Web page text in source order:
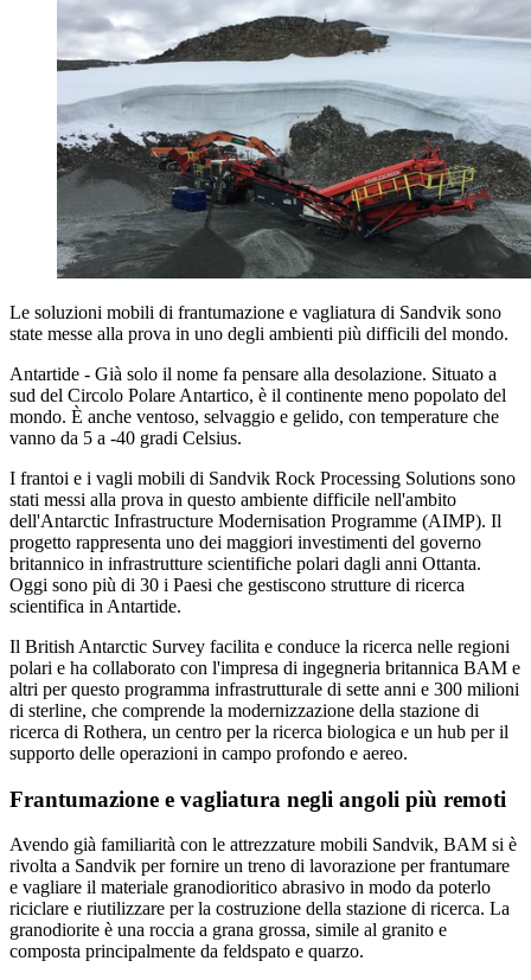
Le soluzioni mobili di frantumazione e vagliatura di Sandvik sono
state messe alla prova in uno degli ambienti più difficili del mondo.
Antartide - Già solo il nome fa pensare alla desolazione. Situato a
sud del Circolo Polare Antartico, è il continente meno popolato del
mondo. È anche ventoso, selvaggio e gelido, con temperature che
vanno da 5 a -40 gradi Celsius.
I frantoi e i vagli mobili di Sandvik Rock Processing Solutions sono
stati messi alla prova in questo ambiente difficile nell'ambito
dell'Antarctic Infrastructure Modernisation Programme (AIMP). Il
progetto rappresenta uno dei maggiori investimenti del governo
britannico in infrastrutture scientifiche polari dagli anni Ottanta.
Oggi sono più di 30 i Paesi che gestiscono strutture di ricerca
scientifica in Antartide.
Il British Antarctic Survey facilita e conduce la ricerca nelle regioni
polari e ha collaborato con l'impresa di ingegneria britannica BAM e
altri per questo programma infrastrutturale di sette anni e 300 milioni
di sterline, che comprende la modernizzazione della stazione di
ricerca di Rothera, un centro per la ricerca biologica e un hub per il
supporto delle operazioni in campo profondo e aereo.
Frantumazione e vagliatura negli angoli più remoti
Avendo già familiarità con le attrezzature mobili Sandvik, BAM si è
rivolta a Sandvik per fornire un treno di lavorazione per frantumare
e vagliare il materiale granodioritico abrasivo in modo da poterlo
riciclare e riutilizzare per la costruzione della stazione di ricerca. La
granodiorite è una roccia a grana grossa, simile al granito e
composta principalmente da feldspato e quarzo.